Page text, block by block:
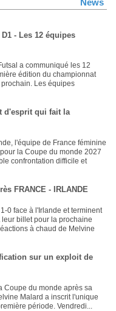
News
- Les 12 équipes
a communiqué les 12
édition du championnat
Les équipes
d'esprit qui fait la
l'équipe de France féminine
la Coupe du monde 2027
confrontation difficile et
FRANCE - IRLANDE
0 face à l'Irlande et terminent
billet pour la prochaine
à chaud de Melvine
sur un exploit de
Coupe du monde après sa
Malard a inscrit l'unique
période. Vendredi...